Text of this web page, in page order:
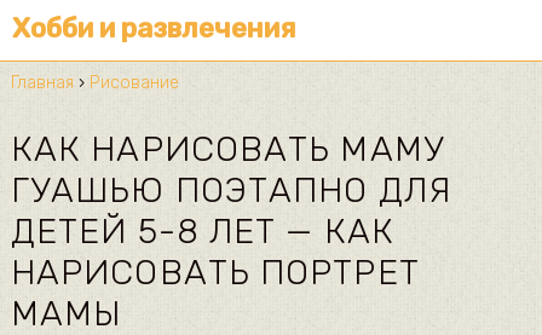
Хобби и развлечения
Главная › Рисование
КАК НАРИСОВАТЬ МАМУ
ГУАШЬЮ ПОЭТАПНО ДЛЯ
ДЕТЕЙ 5-8 ЛЕТ — КАК
НАРИСОВАТЬ ПОРТРЕТ
МАМЫ